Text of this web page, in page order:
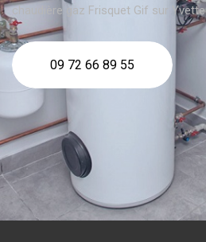
chaudière gaz Frisquet Gif sur Yvette
09 72 66 89 55